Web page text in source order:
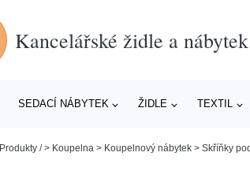
Kancelářské židle a
SEDACÍ NÁBYTEK ŽIDLE TEXTIL
Produkty /> Koupelna > Koupelnový nábytek > Skříňky